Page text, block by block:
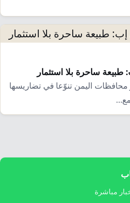
طبيعة ساحرة بلا استثمار
اليمن تنوّعا في تضاريسها
مباشرة